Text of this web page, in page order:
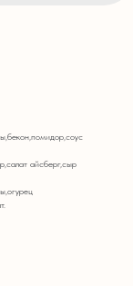
айсберг,сыр